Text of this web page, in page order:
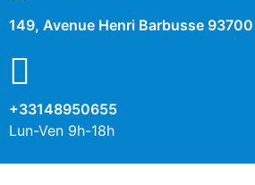
149, Avenue Henri Barbusse
+33148950655
Lun-Ven 9h-18h